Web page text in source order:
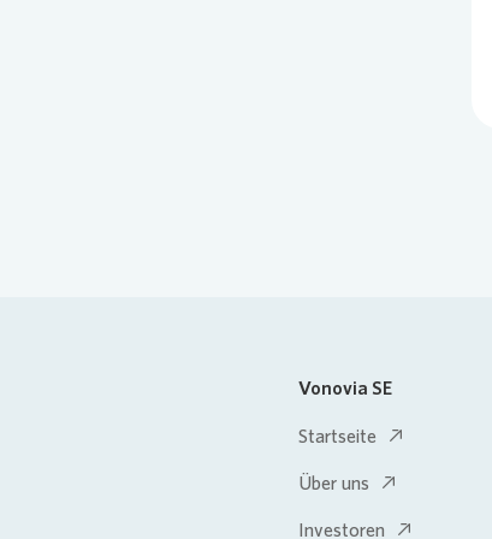
Vonovia SE
Startseite
Über uns
Investoren